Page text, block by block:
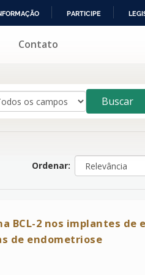
PARTICIPE
Contato
Buscar
Ordenar:
BCL-2 nos implantes de
de endometriose